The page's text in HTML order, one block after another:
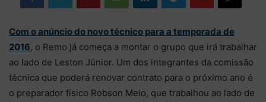
Com o anúncio do novo técnico para a temporada de
2016, o Remo já começa a montar o grupo que irá trabalhar
ao lado de Leston Júnior. Um dos integrantes da comissão
técnica que poderá renovar contrato para o próximo ano é
o preparador físico Robson Melo, que trabalhou ao lado de